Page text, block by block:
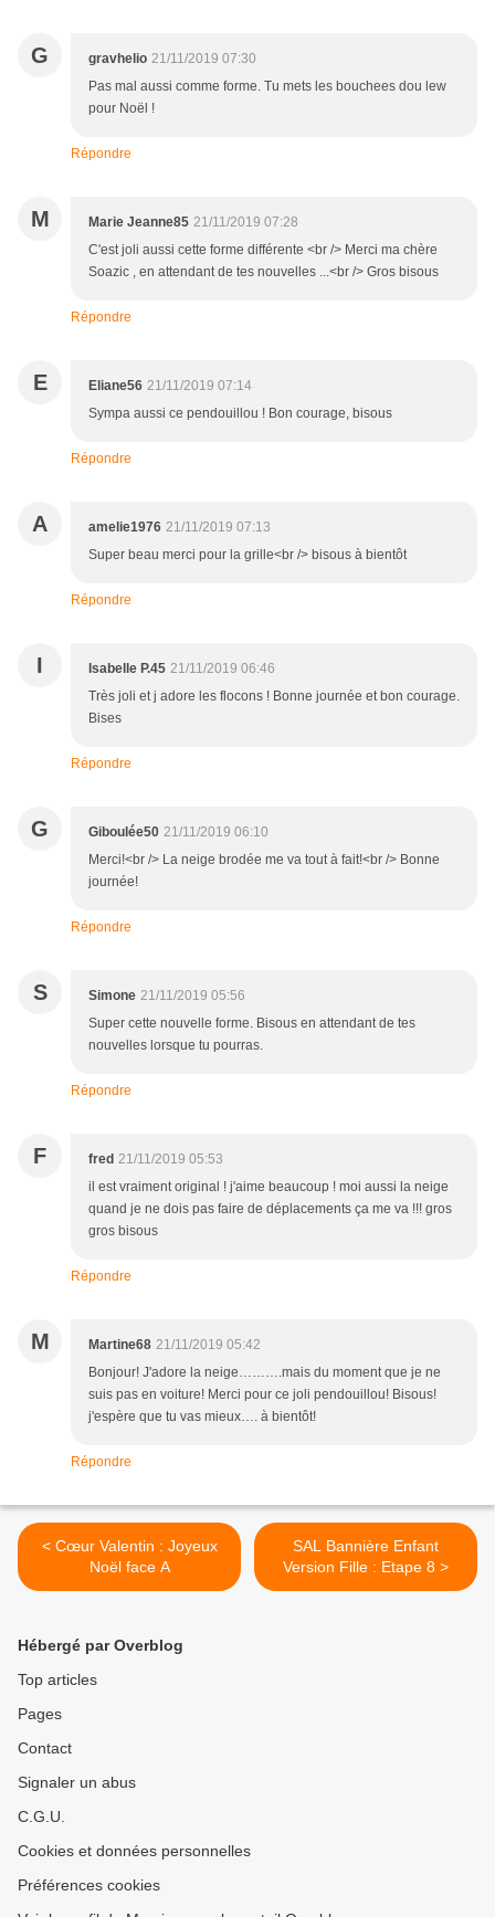
G gravhelio 21/11/2019 07:30
Pas mal aussi comme forme. Tu mets les bouchees dou lew
pour Noël !
Répondre
M Marie Jeanne85 21/11/2019 07:28
C'est joli aussi cette forme différente <br /> Merci ma chère
Soazic , en attendant de tes nouvelles ...<br /> Gros bisous
Répondre
E Eliane56 21/11/2019 07:14
Sympa aussi ce pendouillou ! Bon courage, bisous
Répondre
A amelie1976 21/11/2019 07:13
Super beau merci pour la grille<br /> bisous à bientôt
Répondre
I Isabelle P.45 21/11/2019 06:46
Très joli et j adore les flocons ! Bonne journée et bon courage.
Bises
Répondre
G Giboulée50 21/11/2019 06:10
Merci!<br /> La neige brodée me va tout à fait!<br /> Bonne
journée!
Répondre
S Simone 21/11/2019 05:56
Super cette nouvelle forme. Bisous en attendant de tes
nouvelles lorsque tu pourras.
Répondre
F fred 21/11/2019 05:53
il est vraiment original ! j'aime beaucoup ! moi aussi la neige
quand je ne dois pas faire de déplacements ça me va !!! gros
gros bisous
Répondre
M Martine68 21/11/2019 05:42
Bonjour! J'adore la neige……….mais du moment que je ne
suis pas en voiture! Merci pour ce joli pendouillou! Bisous!
j'espère que tu vas mieux…. à bientôt!
Répondre
< Cœur Valentin : Joyeux
Noël face A
SAL Bannière Enfant
Version Fille : Etape 8 >
Hébergé par Overblog
Top articles
Pages
Contact
Signaler un abus
C.G.U.
Cookies et données personnelles
Préférences cookies